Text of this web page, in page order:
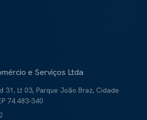
e Serviços Ltda
31, Lt 03, Parque João Braz, Cidade
74.483-340